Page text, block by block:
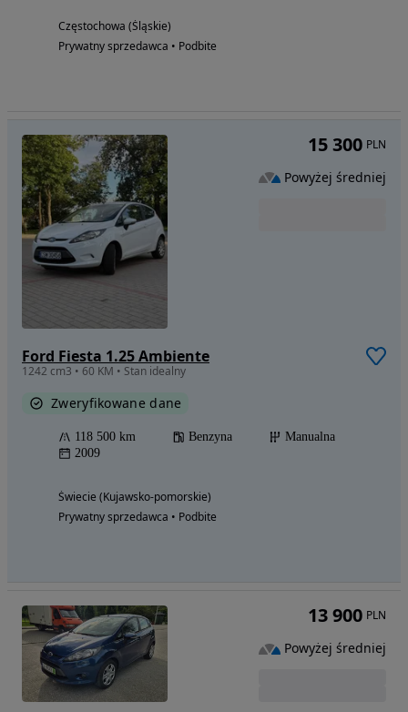
Częstochowa (Śląskie)
Prywatny sprzedawca • Podbite
Ford Fiesta 1.25 Ambiente
1242 cm3 • 60 KM • Stan idealny
Zweryfikowane dane
118 500 km Benzyna
Manualna
2009
Świecie (Kujawsko-pomorskie)
Prywatny sprzedawca • Podbite
15 300 PLN
Powyżej średniej
13 900 PLN
Powyżej średniej